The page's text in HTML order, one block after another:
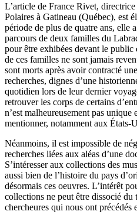
L’article de France Rivet,
Polaires à Gatineau (Québec), est
période de plus de quatre ans, elle
parcours de deux familles du
pour être exhibées devant le public
de ces familles ne sont jamais
sont morts après avoir contracté
recherches, dignes d’une
quotidien lors de leur dernier
retrouver les corps de certains
n’est malheureusement pas unique
mentionner, notamment aux États-
Néanmoins, il est impossible de
recherches liées aux aléas d’une
S’intéresser aux collections des
aussi bien de l’histoire du pays
désormais ces oeuvres. L’intérêt
collections ne peut être dissocié du
chercheures qui nous ont précédés